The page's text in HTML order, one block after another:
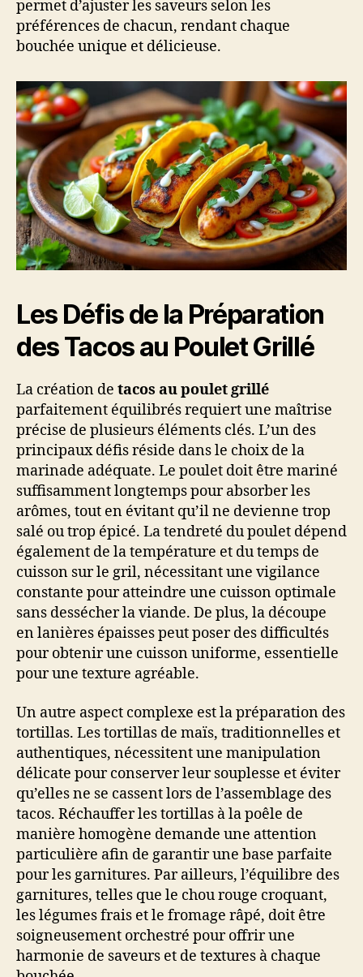
permet d’ajuster les saveurs selon les
préférences de chacun, rendant chaque
bouchée unique et délicieuse.
Les Défis de la Préparation
des Tacos au Poulet Grillé
La création de tacos au poulet grillé
parfaitement équilibrés requiert une maîtrise
précise de plusieurs éléments clés. L’un des
principaux défis réside dans le choix de la
marinade adéquate. Le poulet doit être mariné
suffisamment longtemps pour absorber les
arômes, tout en évitant qu’il ne devienne trop
salé ou trop épicé. La tendreté du poulet dépend
également de la température et du temps de
cuisson sur le gril, nécessitant une vigilance
constante pour atteindre une cuisson optimale
sans dessécher la viande. De plus, la découpe
en lanières épaisses peut poser des difficultés
pour obtenir une cuisson uniforme, essentielle
pour une texture agréable.
Un autre aspect complexe est la préparation des
tortillas. Les tortillas de maïs, traditionnelles et
authentiques, nécessitent une manipulation
délicate pour conserver leur souplesse et éviter
qu’elles ne se cassent lors de l’assemblage des
tacos. Réchauffer les tortillas à la poêle de
manière homogène demande une attention
particulière afin de garantir une base parfaite
pour les garnitures. Par ailleurs, l’équilibre des
garnitures, telles que le chou rouge croquant,
les légumes frais et le fromage râpé, doit être
soigneusement orchestré pour offrir une
harmonie de saveurs et de textures à chaque